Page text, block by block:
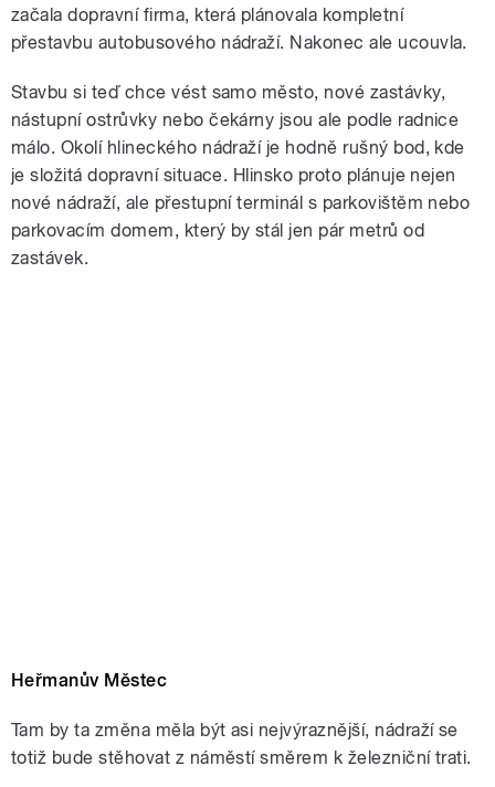
začala dopravní firma, která plánovala kompletní
přestavbu autobusového nádraží. Nakonec ale ucouvla.
Stavbu si teď chce vést samo město, nové zastávky,
nástupní ostrůvky nebo čekárny jsou ale podle radnice
málo. Okolí hlineckého nádraží je hodně rušný bod, kde
je složitá dopravní situace. Hlinsko proto plánuje nejen
nové nádraží, ale přestupní terminál s parkovištěm nebo
parkovacím domem, který by stál jen pár metrů od
zastávek.
Heřmanův Městec
Tam by ta změna měla být asi nejvýraznější, nádraží se
totiž bude stěhovat z náměstí směrem k železniční trati.